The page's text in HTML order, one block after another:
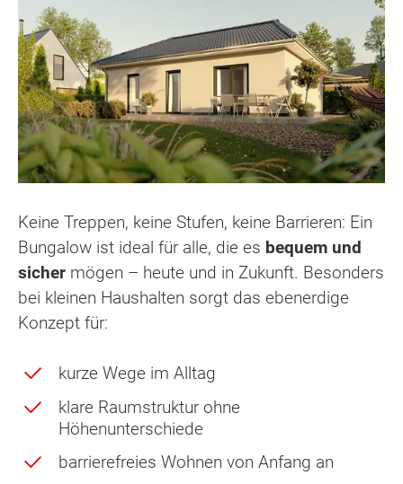
Keine Treppen, keine Stufen, keine Barrieren: Ein
Bungalow ist ideal für alle, die es bequem und
sicher mögen – heute und in Zukunft. Besonders
bei kleinen Haushalten sorgt das ebenerdige
Konzept für:
kurze Wege im Alltag
klare Raumstruktur ohne
Höhenunterschiede
barrierefreies Wohnen von Anfang an